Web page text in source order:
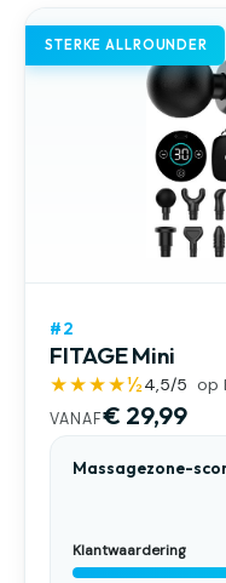
STERKE ALLROUNDER
#2
FITAGE Mini
★★★★½4,5/5 op
VANAF€ 29,99
Massagezone-
Klantwaardering